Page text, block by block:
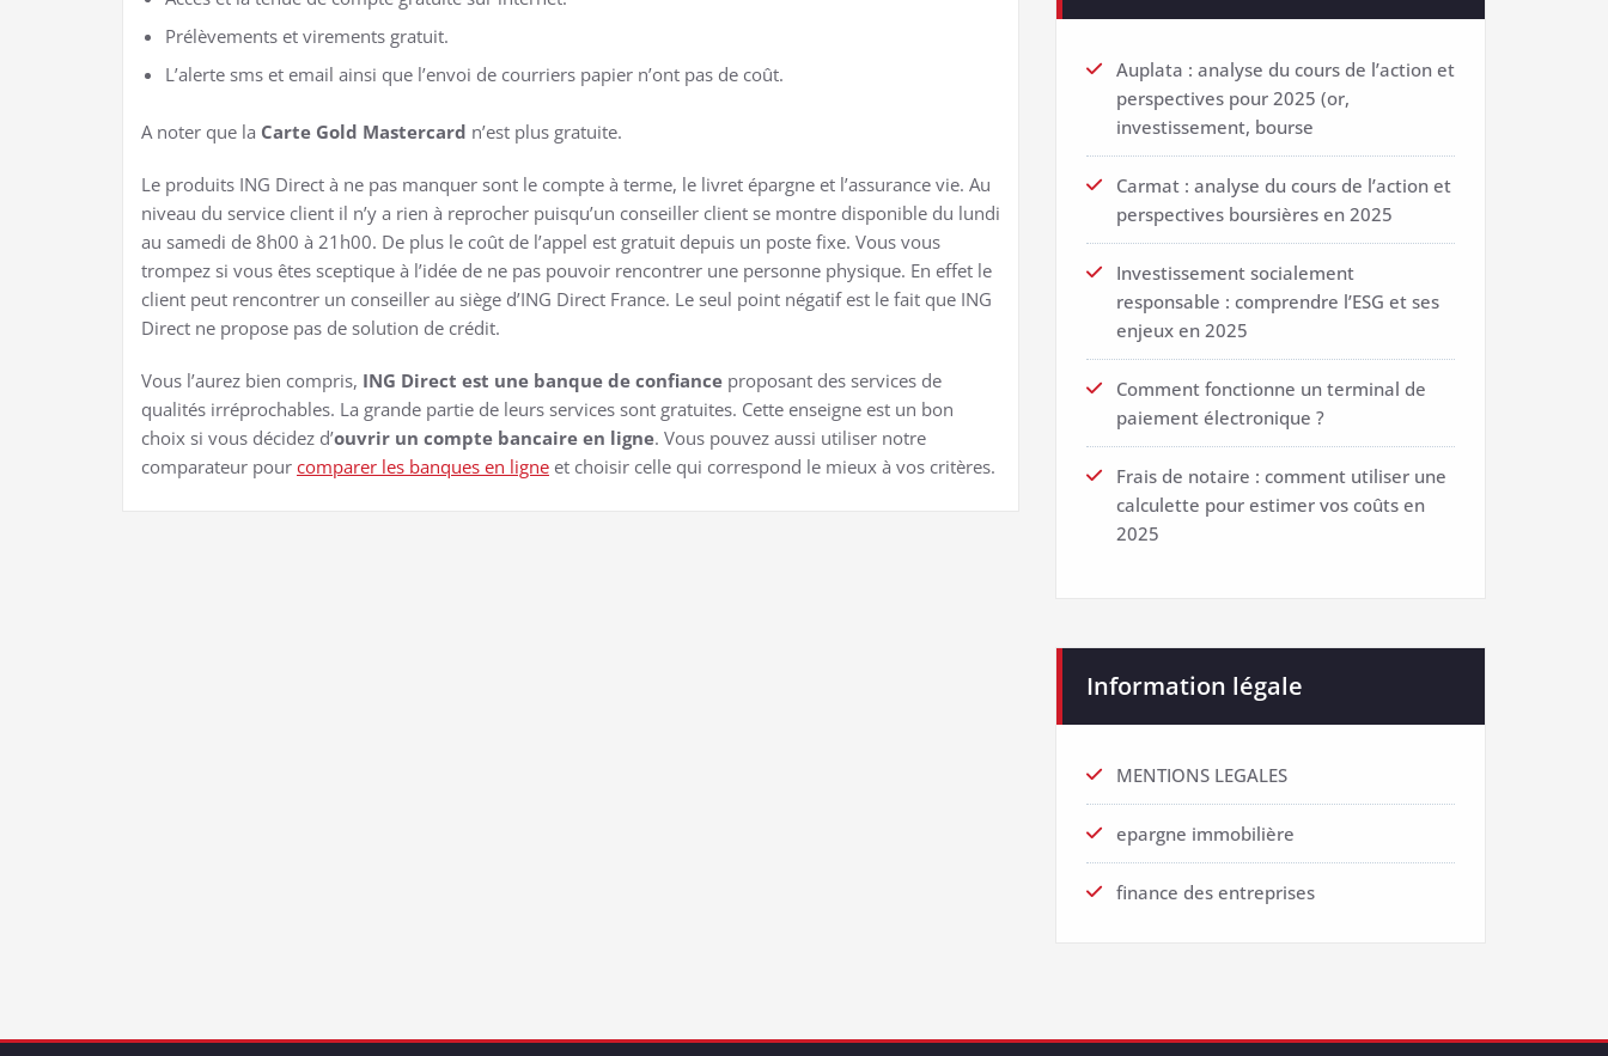
Prélèvements et virements gratuit.
L’alerte sms et email ainsi que l’envoi de courriers papier n’ont pas de coût.
A noter que la Carte Gold Mastercard n’est plus gratuite.
Le produits ING Direct à ne pas manquer sont le compte à terme, le livret épargne et l’assurance vie. Au
niveau du service client il n’y a rien à reprocher puisqu’un conseiller client se montre disponible du lundi
au samedi de 8h00 à 21h00. De plus le coût de l’appel est gratuit depuis un poste fixe. Vous vous
trompez si vous êtes sceptique à l’idée de ne pas pouvoir rencontrer une personne physique. En effet le
client peut rencontrer un conseiller au siège d’ING Direct France. Le seul point négatif est le fait que ING
Direct ne propose pas de solution de crédit.
Vous l’aurez bien compris, ING Direct est une banque de confiance proposant des services de
qualités irréprochables. La grande partie de leurs services sont gratuites. Cette enseigne est un bon
choix si vous décidez d’ouvrir un compte bancaire en ligne. Vous pouvez aussi utiliser notre
comparateur pour comparer les banques en ligne et choisir celle qui correspond le mieux à vos critères.
Auplata : analyse du cours de l’action et
perspectives pour 2025 (or,
investissement, bourse
Carmat : analyse du cours de l’action et
perspectives boursières en 2025
Investissement socialement
responsable : comprendre l’ESG et ses
enjeux en 2025
Comment fonctionne un terminal de
paiement électronique ?
Frais de notaire : comment utiliser une
calculette pour estimer vos coûts en
2025
Information légale
MENTIONS LEGALES
epargne immobilière
finance des entreprises